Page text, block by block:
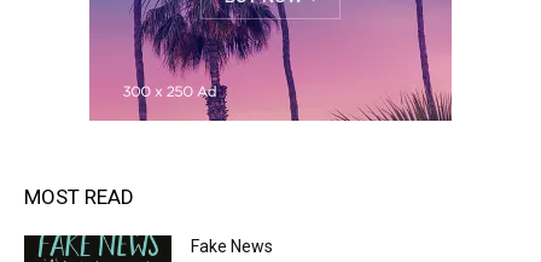
MOST READ
Fake News